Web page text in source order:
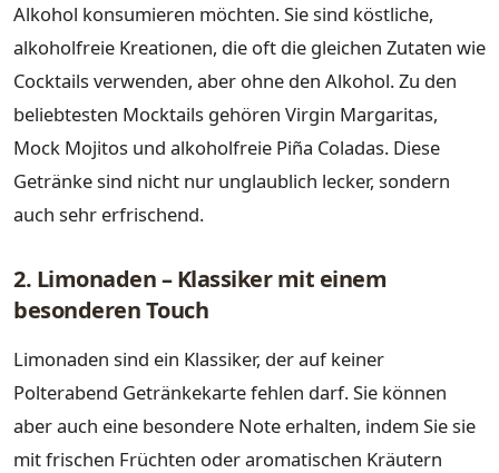
Alkohol konsumieren möchten. Sie sind köstliche,
alkoholfreie Kreationen, die oft die gleichen Zutaten wie
Cocktails verwenden, aber ohne den Alkohol. Zu den
beliebtesten Mocktails gehören Virgin Margaritas,
Mock Mojitos und alkoholfreie Piña Coladas. Diese
Getränke sind nicht nur unglaublich lecker, sondern
auch sehr erfrischend.
2. Limonaden – Klassiker mit einem
besonderen Touch
Limonaden sind ein Klassiker, der auf keiner
Polterabend Getränkekarte fehlen darf. Sie können
aber auch eine besondere Note erhalten, indem Sie sie
mit frischen Früchten oder aromatischen Kräutern